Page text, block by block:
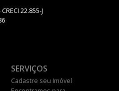
22.855-J
SERVIÇOS
Cadastre seu Imóvel